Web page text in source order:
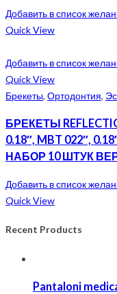
Добавить в список
Quick View
Добавить в список
Quick View
Брекеты, Ортодонтия,
БРЕКЕТЫ
0.18″, MBT 022″,
НАБОР 10 ШТУК
Добавить в список
Quick View
Recent Products
Pantaloni